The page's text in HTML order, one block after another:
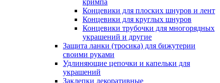
кримпа
Концевики для плоских шнуров и лент
Концевики для круглых шнуров
Концевики трубочки для многорядных
украшений и другие
Защита ланки (тросика) для бижутерии
своими руками
Удлиняющие цепочки и капельки для
украшений
Заклепки декоративные